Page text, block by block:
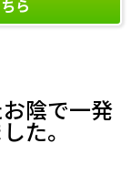
ら
陰で一発
た。